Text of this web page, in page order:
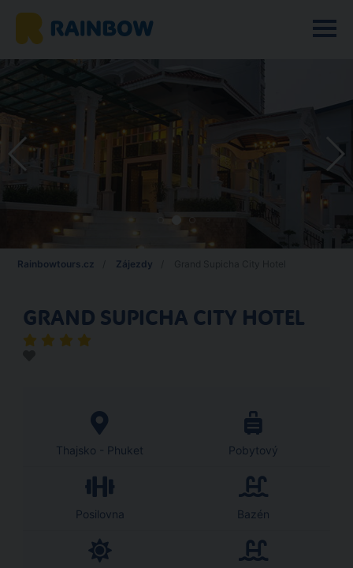
Rainbowtours.cz Zájezdy
GRAND SUPICHA CITY HOTEL
Thajsko - Phuket Pobytový
Posilovna Bazén